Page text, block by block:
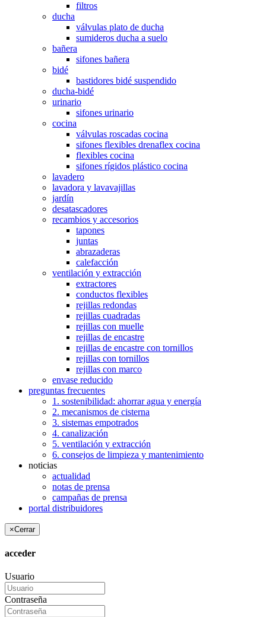
filtros
ducha
válvulas plato de ducha
sumideros ducha a suelo
bañera
sifones bañera
bidé
bastidores bidé suspendido
ducha-bidé
urinario
sifones urinario
cocina
válvulas roscadas cocina
sifones flexibles drenaflex cocina
flexibles cocina
sifones rígidos plástico cocina
lavadero
lavadora y lavavajillas
jardín
desatascadores
recambios y accesorios
tapones
juntas
abrazaderas
calefacción
ventilación y extracción
extractores
conductos flexibles
rejillas redondas
rejillas cuadradas
rejillas con muelle
rejillas de encastre
rejillas de encastre con tornillos
rejillas con tornillos
rejillas con marco
envase reducido
preguntas frecuentes
1. sostenibilidad: ahorrar agua y energía
2. mecanismos de cisterna
3. sistemas empotrados
4. canalización
5. ventilación y extracción
6. consejos de limpieza y mantenimiento
noticias
actualidad
notas de prensa
campañas de prensa
portal distribuidores
×Cerrar
acceder
Usuario
Contraseña